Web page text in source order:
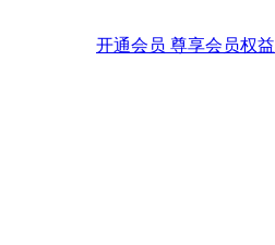
开通会员 尊享会员权益